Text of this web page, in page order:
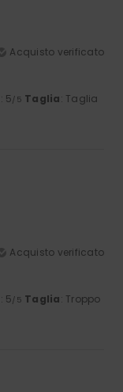
Acquisto verificato
: 5/5 Taglia: Taglia
Acquisto verificato
: 5/5 Taglia: Troppo